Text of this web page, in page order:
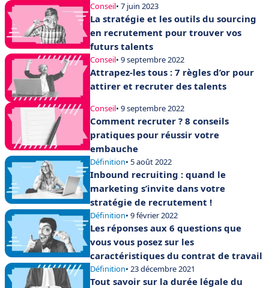
Conseil• 7 juin 2023
La stratégie et les outils du sourcing
en recrutement pour trouver vos
futurs talents
Conseil• 9 septembre 2022
Attrapez-les tous : 7 règles d’or pour
attirer et recruter des talents
Conseil• 9 septembre 2022
Comment recruter ? 8 conseils
pratiques pour réussir votre
embauche
Définition• 5 août 2022
Inbound recruiting : quand le
marketing s’invite dans votre
stratégie de recrutement !
Définition• 9 février 2022
Les réponses aux 6 questions que
vous vous posez sur les
caractéristiques du contrat de travail
Définition• 23 décembre 2021
Tout savoir sur la durée légale du